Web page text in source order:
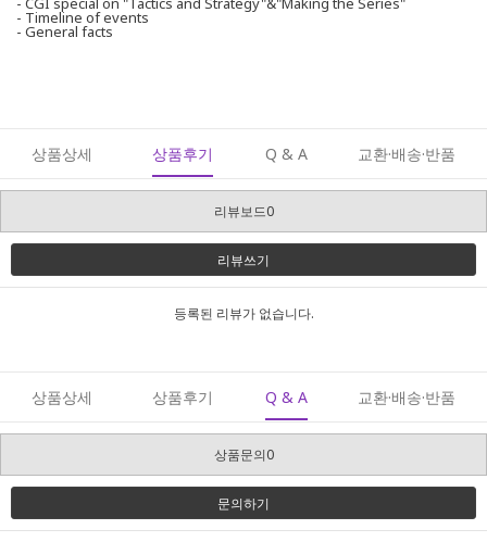
- Timeline of events
- General facts
상품상세 상품후기 Q & A 교환·배송·반품
리뷰보드0
리뷰쓰기
등록된 리뷰가 없습니다.
상품상세 상품후기 Q & A 교환·배송·반품
상품문의0
문의하기